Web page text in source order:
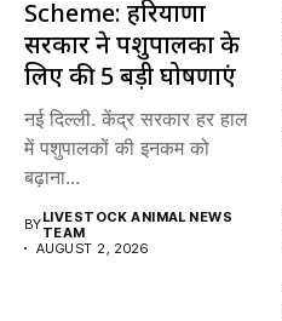
Scheme: हरियाणा
सरकार ने पशुपालकों के
लिए की 5 बड़ी घोषणाएं
नई दिल्ली. केंद्र सरकार हर हाल
में पशुपालकों की इनकम को
बढ़ाना...
BYLIVESTOCK ANIMAL NEWS
TEAM
AUGUST 2, 2026